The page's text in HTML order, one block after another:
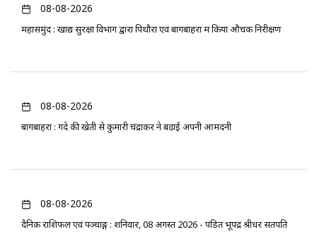
08-08-2026
महासमुंद : खाद्य सुरक्षा विभाग द्वारा पिथौरा एवं बागबाहरा में किया औचक निरीक्षण
08-08-2026
बागबाहरा : गेंदे की खेती से कुमारी चंद्राकर ने बढ़ाई अपनी आमदनी
08-08-2026
दैनिक राशिफल एवं पञ्चाङ्ग : शनिवार, 08 अगस्त 2026 - पंडित भूपेंद्र श्रीधर सतपति